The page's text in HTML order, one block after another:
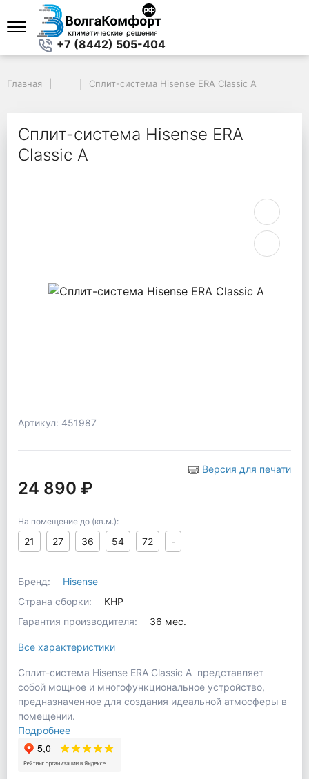
+7 (8442) 505-404
Сплит-система Hisense ERA Classic A
Главная Сплит-система Hisense ERA Classic A
Сплит-система Hisense ERA
Classic A
Артикул: 451987
Версия для печати
24 890 ₽
На помещение до (кв.м.):
21 27 36 54 72 -
Бренд:
Hisense
Страна сборки:
КНР
Гарантия производителя:
36 мес.
Все характеристики
Сплит-система Hisense ERA Classic A представляет
собой мощное и многофункциональное устройство,
предназначенное для создания идеальной атмосферы в
помещении.
Подробнее